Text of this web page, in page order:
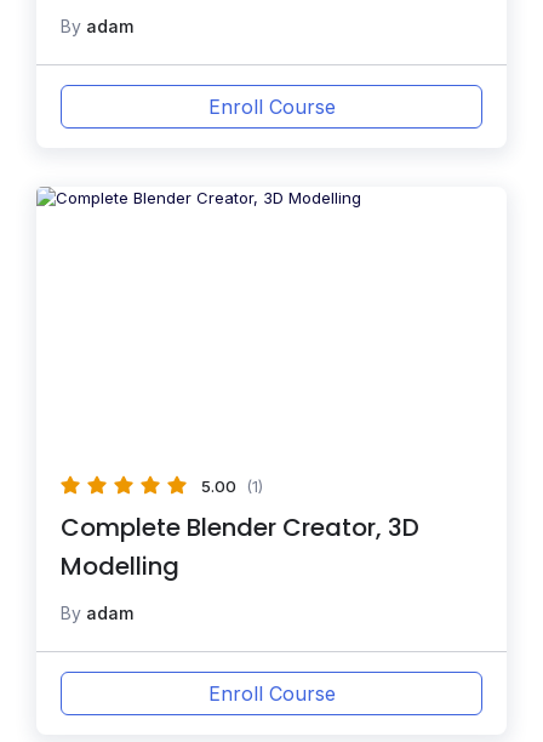
By adam
Enroll Course
5.00 (1)
Complete Blender Creator, 3D
Modelling
By adam
Enroll Course